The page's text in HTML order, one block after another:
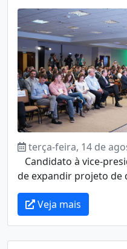
terça-feira, 14 de
Candidato à vice-
de expandir projeto de
Veja mais